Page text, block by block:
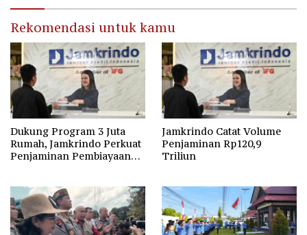
Rekomendasi untuk kamu
Dukung Program 3 Juta
Rumah, Jamkrindo Perkuat
Penjaminan Pembiayaan
Jamkrindo Catat Volume
Penjaminan Rp120,9
Triliun